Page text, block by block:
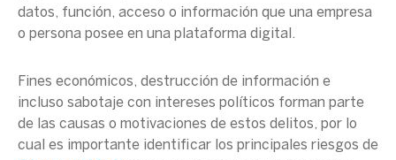
datos, función, acceso o información que una empresa
o persona posee en una plataforma digital.
Fines económicos, destrucción de información e
incluso sabotaje con intereses políticos forman parte
de las causas o motivaciones de estos delitos, por lo
cual es importante identificar los principales riesgos de